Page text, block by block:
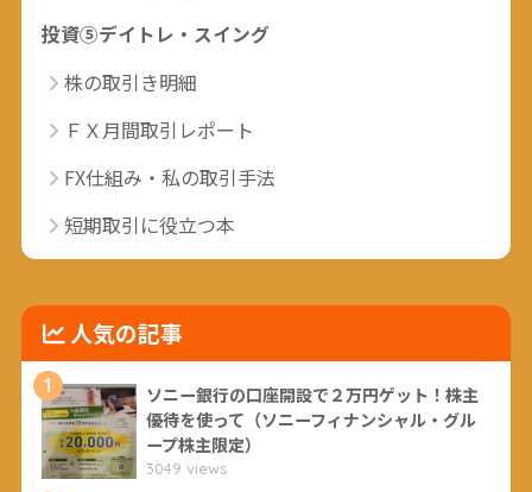
投資⑤デイトレ・スイング
株の取引き明細
ＦＸ月間取引レポート
FX仕組み・私の取引手法
短期取引に役立つ本
人気の記事
1
ソニー銀行の口座開設で２万円ゲット！株主
優待を使って（ソニーフィナンシャル・グル
ープ株主限定）
3049 views